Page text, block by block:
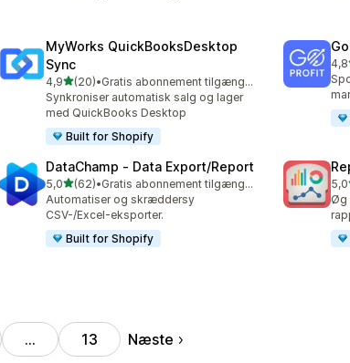
MyWorks QuickBooksDesktop
Sync
4,9ud af 5 stjerner
(20)
20 anmeldelser i alt
•
Gratis abonnement tilgængeligt
Synkroniser automatisk salg og lager
med QuickBooks Desktop
Built for Shopify
4,8
85
DataChamp ‑ Data Export/Report
5,0ud af 5 stjerner
(62)
62 anmeldelser i alt
•
Gratis abonnement tilgængeligt
Automatiser og skræddersy
CSV-/Excel-eksporter.
Built for Shopify
5,0
Øg
… 13 Næste